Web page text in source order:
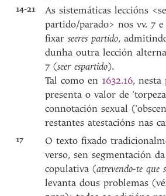
14-21
As sistemáticas leccións
partido/parado> nos vv. 7
fixarseeres partido,
dunha outra lección
7 (seer espartido).
Tal como en 1632.16, nesta
presenta o valor de
connotación sexual
restantes atestacións nas
17
O texto fixado
verso, sen segmentación
copulativa (atrevendo-te que
levanta dous problemas